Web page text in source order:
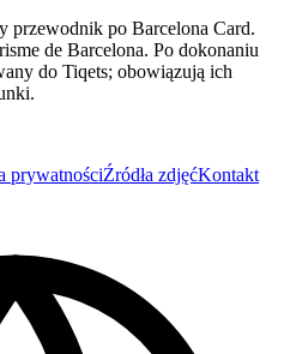
przewodnik po Barcelona Card.
de Barcelona. Po dokonaniu
do Tiqets; obowiązują ich
prywatnościŹródła zdjęćKontakt